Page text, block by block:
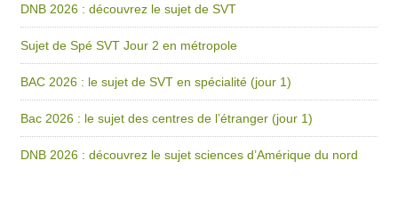
DNB 2026 : découvrez le sujet de SVT
Sujet de Spé SVT Jour 2 en métropole
BAC 2026 : le sujet de SVT en spécialité (jour 1)
Bac 2026 : le sujet des centres de l’étranger (jour 1)
DNB 2026 : découvrez le sujet sciences d’Amérique du nord